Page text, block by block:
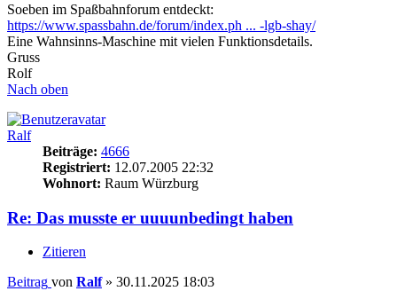
Soeben im Spaßbahnforum entdeckt:
https://www.spassbahn.de/forum/index.ph ... -lgb-shay/
Eine Wahnsinns-Maschine mit vielen Funktionsdetails.
Gruss
Rolf
Nach oben
Ralf
Beiträge: 4666
Registriert: 12.07.2005 22:32
Wohnort: Raum Würzburg
Re: Das musste er uuuunbedingt haben
Zitieren
Beitrag von Ralf» 30.11.2025 18:03